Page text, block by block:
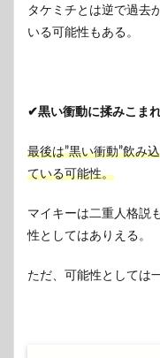
タケミチとは逆で過去
いる可能性もある。
✔黒い衝動に揉みこま
最後は”黒い衝動”飲み
ている可能性。
マイキーは二重人格説
性としてはありえる。
ただ、可能性としては